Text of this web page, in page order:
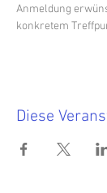
Anmeldung
konkretem
Diese